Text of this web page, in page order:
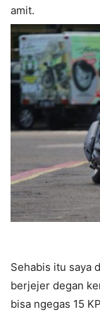
amit.
Sehabis itu saya
berjejer degan
bisa ngegas 15